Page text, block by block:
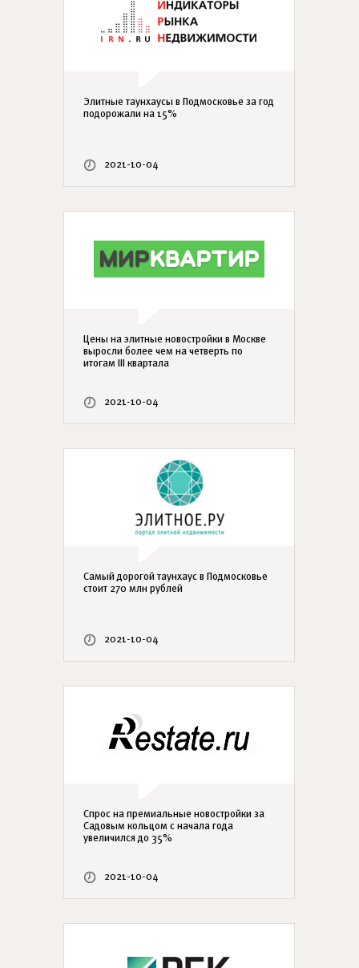
Элитные таунхаусы в Подмосковье за год
подорожали на 15%
2021-10-04
Цены на элитные новостройки в Москве
выросли более чем на четверть по
итогам III квартала
2021-10-04
Самый дорогой таунхаус в Подмосковье
стоит 270 млн рублей
2021-10-04
Спрос на премиальные новостройки за
Садовым кольцом с начала года
увеличился до 35%
2021-10-04